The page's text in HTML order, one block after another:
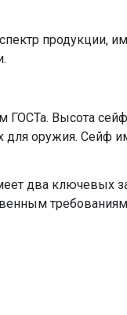
продукции,
ГОСТа. Высота
для оружия. Сейф
два ключевых